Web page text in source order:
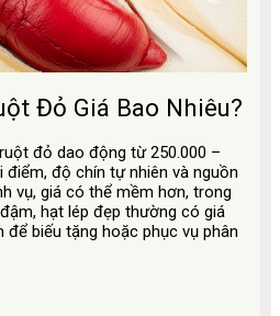
Đỏ Giá Bao Nhiêu?
đỏ dao động từ 250.000 –
độ chín tự nhiên và nguồn
vụ, giá có thể mềm hơn, trong
hạt lép đẹp thường có giá
biếu tặng hoặc phục vụ phân